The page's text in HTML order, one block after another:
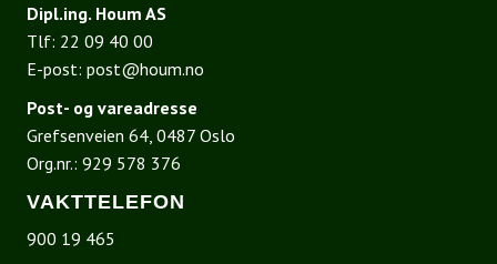
Dipl.ing. Houm AS
Tlf: 22 09 40 00
E-post: post@houm.no
Post- og vareadresse
Grefsenveien 64, 0487 Oslo
Org.nr.: 929 578 376
VAKTTELEFON
900 19 465